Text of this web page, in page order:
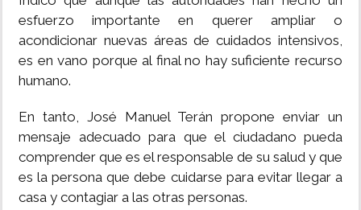
esfuerzo importante en querer ampliar o
acondicionar nuevas áreas de cuidados intensivos,
es en vano porque al final no hay suficiente recurso
humano.
En tanto, José Manuel Terán propone enviar un
mensaje adecuado para que el ciudadano pueda
comprender que es el responsable de su salud y que
es la persona que debe cuidarse para evitar llegar a
casa y contagiar a las otras personas.